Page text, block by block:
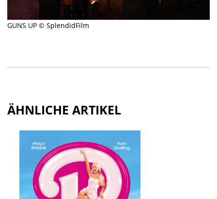
GUNS UP © SplendidFilm
ÄHNLICHE ARTIKEL